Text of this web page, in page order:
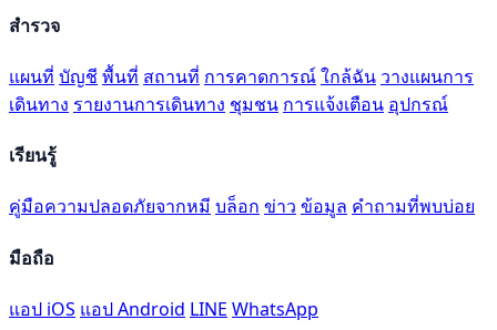
สำรวจ
แผนที่ บัญชี พื้นที่ สถานที่ การคาดการณ์ใกล้ฉัน วางแผนการ
เดินทาง รายงานการเดินทาง ชุมชน การแจ้งเตือน อุปกรณ์
เรียนรู้
คู่มือความปลอดภัยจากหมี บล็อก ข่าว ข้อมูล คำถามที่พบบ่อย
มือถือ
แอป iOS แอป Android LINE WhatsApp